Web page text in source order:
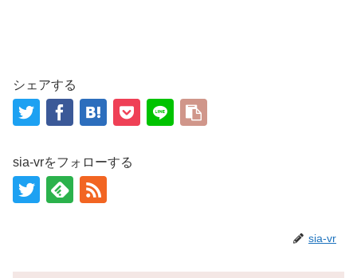
シェアする
sia-vrをフォローする
sia-vr